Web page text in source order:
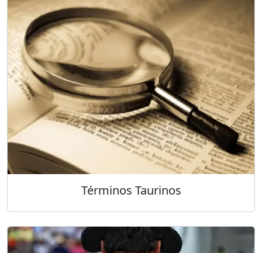
Términos Taurinos